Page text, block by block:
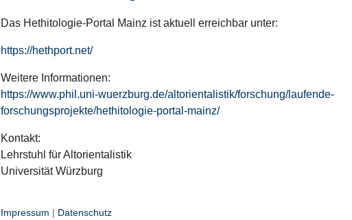
Das Hethitologie-Portal Mainz ist aktuell erreichbar unter:
https://hethport.net/
Weitere Informationen:
https://www.phil.uni-wuerzburg.de/altorientalistik/forschung/laufende-
forschungsprojekte/hethitologie-portal-mainz/
Kontakt:
Lehrstuhl für Altorientalistik
Universität Würzburg
Impressum | Datenschutz